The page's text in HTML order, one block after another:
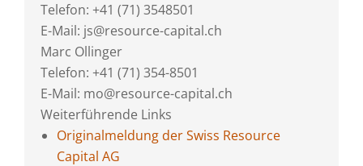
Telefon: +41 (71) 3548501
E-Mail: js@resource-capital.ch
Marc Ollinger
Telefon: +41 (71) 354-8501
E-Mail: mo@resource-capital.ch
Weiterführende Links
Originalmeldung der Swiss Resource
Capital AG